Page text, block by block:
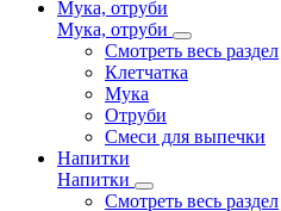
Мука, отруби
Мука, отруби
Смотреть весь раздел
Клетчатка
Мука
Отруби
Смеси для выпечки
Напитки
Напитки
Смотреть весь раздел